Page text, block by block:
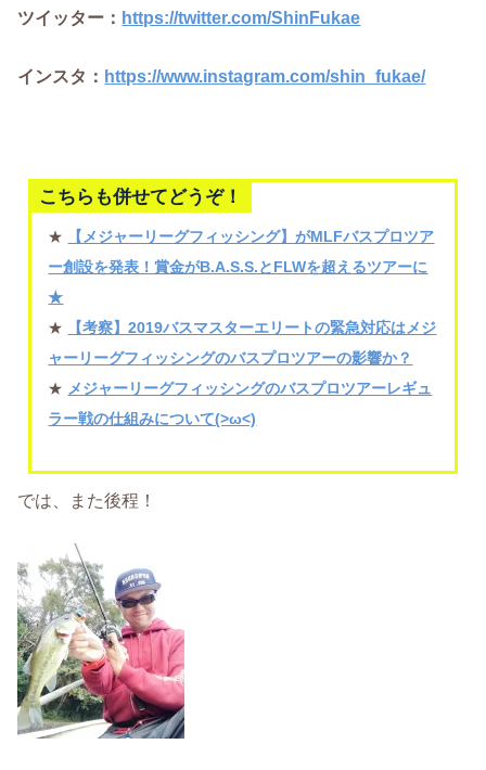
ツイッター： https://twitter.com/ShinFukae
インスタ： https://www.instagram.com/shin_fukae/
こちらも併せてどうぞ！
★
【メジャーリーグフィッシング】がMLFバスプロツア
ー創設を発表！賞金がB.A.S.S.とFLWを超えるツアーに
★
★
【考察】2019バスマスターエリートの緊急対応はメジ
ャーリーグフィッシングのバスプロツアーの影響か？
★ メジャーリーグフィッシングのバスプロツアーレギュ
ラー戦の仕組みについて(>ω<)
では、また後程！